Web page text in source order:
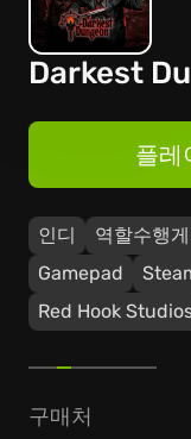
Darkest
인디 역할수행
Gamepad
Red Hook
플레
구매처